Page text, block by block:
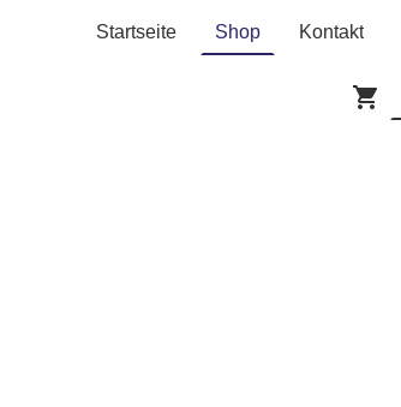
Startseite Shop Kontakt